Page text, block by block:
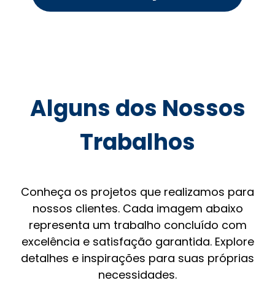
Alguns dos Nossos
Trabalhos
Conheça os projetos que realizamos para
nossos clientes. Cada imagem abaixo
representa um trabalho concluído com
excelência e satisfação garantida. Explore
detalhes e inspirações para suas próprias
necessidades.